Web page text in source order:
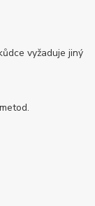
vyžaduje jiný